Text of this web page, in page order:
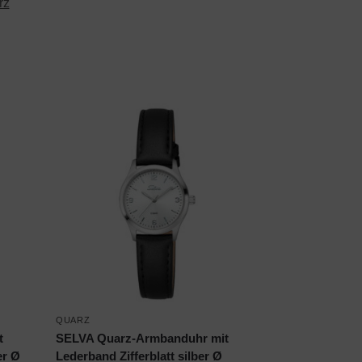
Ø
QUARZ
SELVA Quarz-Armbanduhr mit
Lederband Zifferblatt silber Ø